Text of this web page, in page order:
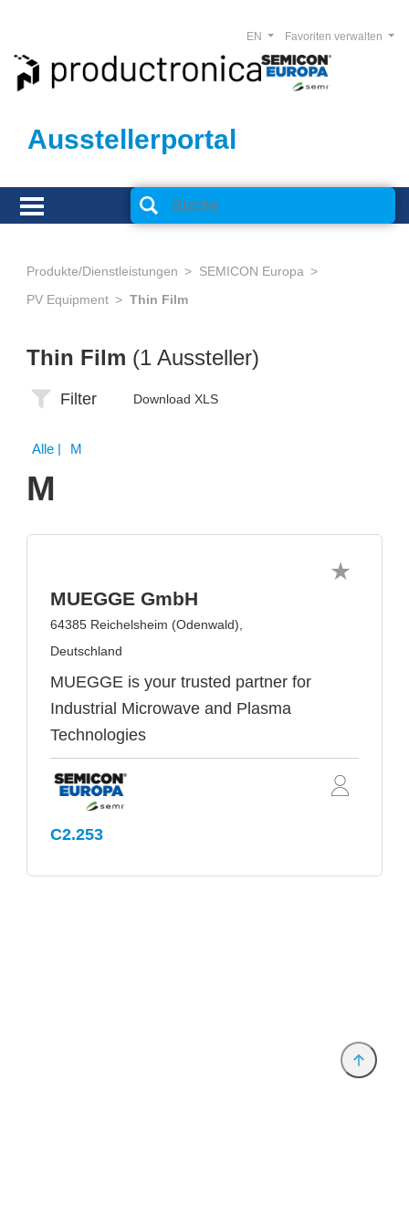
Ausstellerportal
Favoriten verwalten
EN
Produkte/Dienstleistungen
SEMICON Europa
PV Equipment
Thin Film
Thin Film (1 Aussteller)
Filter Download XLS
Alle | M
M
MUEGGE GmbH
64385 Reichelsheim (Odenwald),
Deutschland
MUEGGE is your trusted partner for
Industrial Microwave and Plasma
Technologies
C2.253